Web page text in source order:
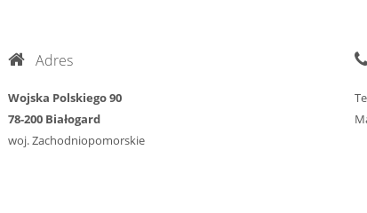
Adres
Wojska Polskiego 90
78-200 Białogard
woj. Zachodniopomorskie